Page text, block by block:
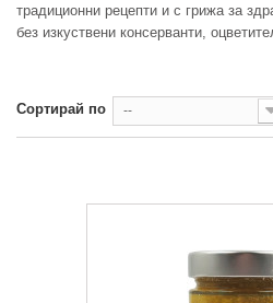
традиционни рецепти и с грижа за
без изкуствени консерванти,
Сортирай по --